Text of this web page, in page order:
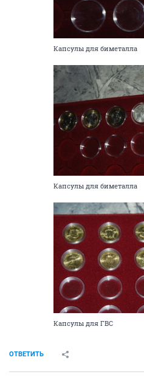
Капсулы для биметалла
Капсулы для биметалла
Капсулы для ГВС
ОТВЕТИТЬ